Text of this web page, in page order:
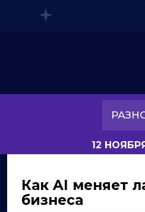
12
Как AI меняет
бизнеса